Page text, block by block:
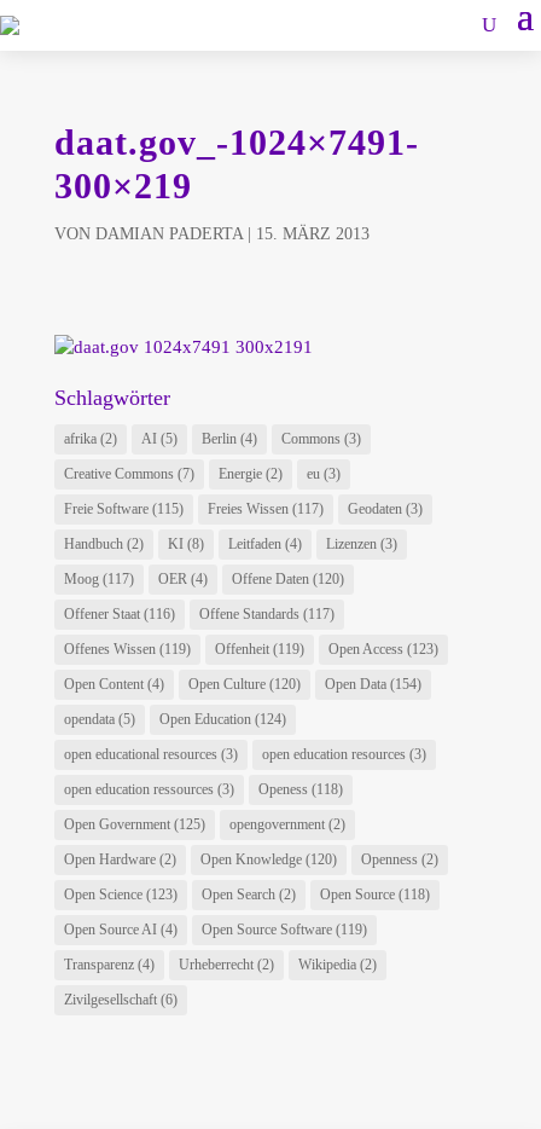
daat.gov_-1024×7491-
300×219
VON DAMIAN PADERTA| 15. MÄRZ 2013
Schlagwörter
afrika(2) AI(5) Berlin(4) Commons(3)
Creative Commons(7) Energie(2) eu(3)
Freie Software(115) Freies Wissen(117) Geodaten(3)
Handbuch(2) KI(8) Leitfaden(4) Lizenzen(3)
Moog(117) OER(4) Offene Daten(120)
Offener Staat(116) Offene Standards(117)
Offenes Wissen(119) Offenheit(119) Open Access(123)
Open Content(4) Open Culture(120) Open Data(154)
opendata(5) Open Education(124)
open educational resources(3) open education resources(3)
open education ressources(3) Openess(118)
Open Government(125) opengovernment(2)
Open Hardware(2) Open Knowledge(120) Openness(2)
Open Science(123) Open Search(2) Open Source(118)
Open Source AI(4) Open Source Software(119)
Transparenz(4) Urheberrecht(2) Wikipedia(2)
Zivilgesellschaft(6)